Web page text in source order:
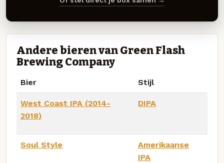
Andere bieren van Green Flash
Brewing Company
Bier Stijl
West Coast IPA (2014-
2018)
DIPA
Soul Style
Amerikaanse
IPA